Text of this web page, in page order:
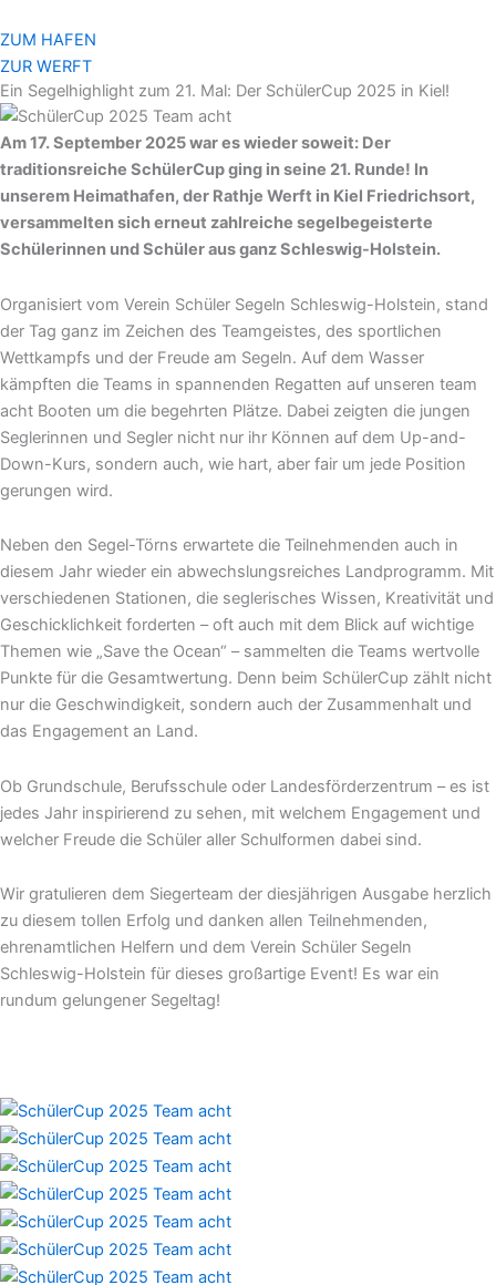
Inhalt
springen
ZUM HAFEN
ZUR WERFT
Ein Segelhighlight zum 21. Mal: Der SchülerCup 2025 in Kiel!
Am 17. September 2025 war es wieder soweit: Der
traditionsreiche SchülerCup ging in seine 21. Runde! In
unserem Heimathafen, der Rathje Werft in Kiel Friedrichsort,
versammelten sich erneut zahlreiche segelbegeisterte
Schülerinnen und Schüler aus ganz Schleswig-Holstein.
Organisiert vom Verein Schüler Segeln Schleswig-Holstein, stand
der Tag ganz im Zeichen des Teamgeistes, des sportlichen
Wettkampfs und der Freude am Segeln. Auf dem Wasser
kämpften die Teams in spannenden Regatten auf unseren team
acht Booten um die begehrten Plätze. Dabei zeigten die jungen
Seglerinnen und Segler nicht nur ihr Können auf dem Up-and-
Down-Kurs, sondern auch, wie hart, aber fair um jede Position
gerungen wird.
Neben den Segel-Törns erwartete die Teilnehmenden auch in
diesem Jahr wieder ein abwechslungsreiches Landprogramm. Mit
verschiedenen Stationen, die seglerisches Wissen, Kreativität und
Geschicklichkeit forderten – oft auch mit dem Blick auf wichtige
Themen wie „Save the Ocean“ – sammelten die Teams wertvolle
Punkte für die Gesamtwertung. Denn beim SchülerCup zählt nicht
nur die Geschwindigkeit, sondern auch der Zusammenhalt und
das Engagement an Land.
Ob Grundschule, Berufsschule oder Landesförderzentrum – es ist
jedes Jahr inspirierend zu sehen, mit welchem Engagement und
welcher Freude die Schüler aller Schulformen dabei sind.
Wir gratulieren dem Siegerteam der diesjährigen Ausgabe herzlich
zu diesem tollen Erfolg und danken allen Teilnehmenden,
ehrenamtlichen Helfern und dem Verein Schüler Segeln
Schleswig-Holstein für dieses großartige Event! Es war ein
rundum gelungener Segeltag!